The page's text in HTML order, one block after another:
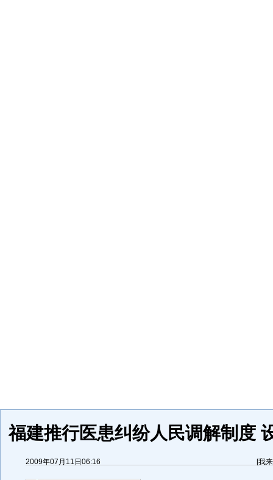
福建推行医患纠纷人民调解制度
2009年07月11日06:16 [我